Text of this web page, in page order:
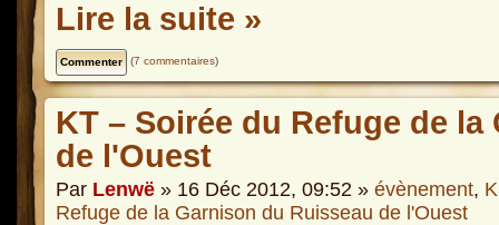
Lire la suite »
(7 commentaires)
KT – Soirée du Refuge de
de l'Ouest
Par Lenwë » 16 Déc 2012, 09:52 » évènement,
Refuge de la Garnison du Ruisseau de l'Ouest